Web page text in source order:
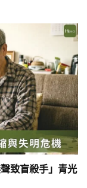
致盲殺手」青光